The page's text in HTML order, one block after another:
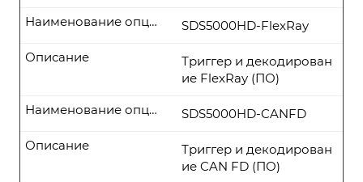
SDS5000HD-FlexRay
Наименование опции
Триггер и декодирован
ие FlexRay (ПО)
Описание
SDS5000HD-CANFD
Наименование опции
Триггер и декодирован
ие CAN FD (ПО)
Описание